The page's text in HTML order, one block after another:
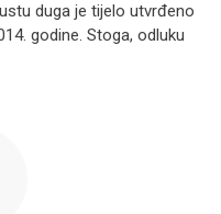
duga je tijelo utvrđeno
godine. Stoga, odluku